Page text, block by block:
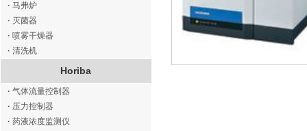
· 马弗炉
· 灭菌器
· 喷雾干燥器
· 清洗机
Horiba
· 气体流量控制器
· 压力控制器
· 药液浓度监测仪